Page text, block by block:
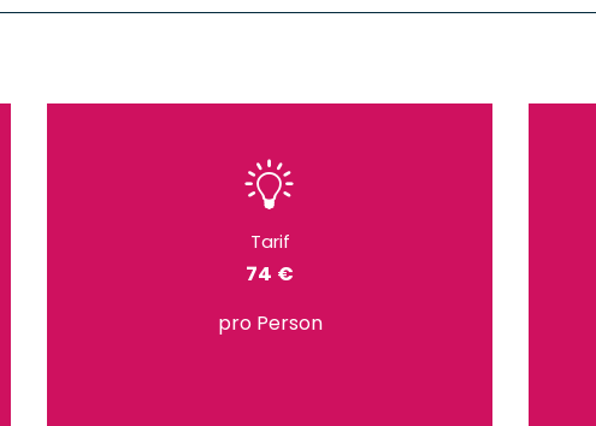
Tarif
74 €
pro Person